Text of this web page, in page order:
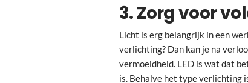
3. Zorg voor
Licht is erg belangrijk in een
verlichting? Dan kan je na
vermoeidheid. LED is wat dat
is. Behalve het type verlichting